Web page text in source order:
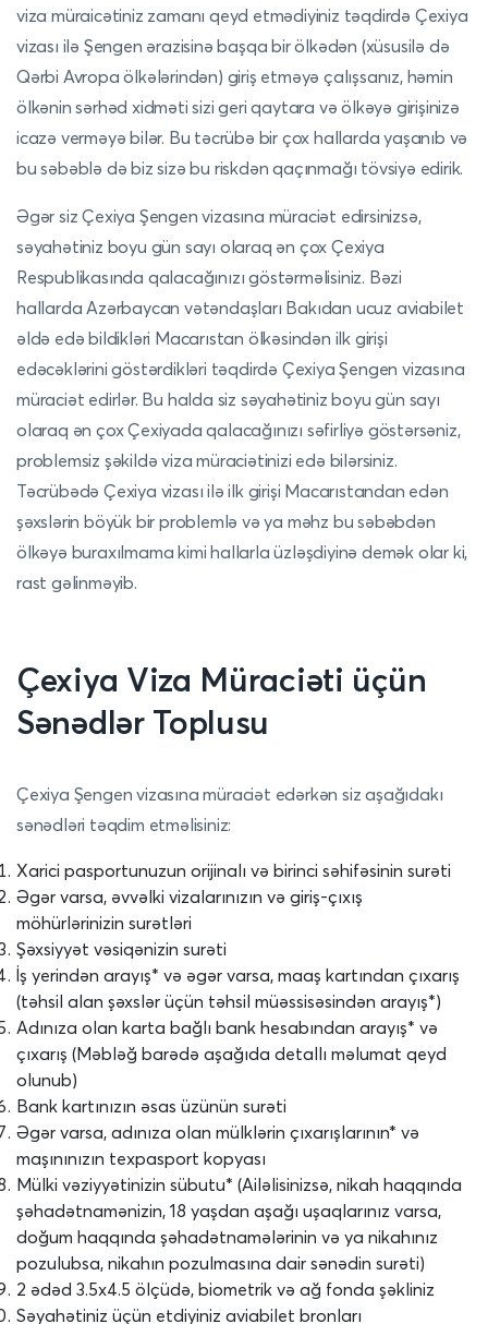
viza müraicətiniz zamanı qeyd etmədiyiniz təqdirdə Çexiya
vizası ilə Şengen ərazisinə başqa bir ölkədən (xüsusilə də
Qərbi Avropa ölkələrindən) giriş etməyə çalışsanız, həmin
ölkənin sərhəd xidməti sizi geri qaytara və ölkəyə girişinizə
icazə verməyə bilər. Bu təcrübə bir çox hallarda yaşanıb və
bu səbəblə də biz sizə bu riskdən qaçınmağı tövsiyə edirik.
Əgər siz Çexiya Şengen vizasına müraciət edirsinizsə,
səyahətiniz boyu gün sayı olaraq ən çox Çexiya
Respublikasında qalacağınızı göstərməlisiniz. Bəzi
hallarda Azərbaycan vətəndaşları Bakıdan ucuz aviabilet
əldə edə bildikləri Macarıstan ölkəsindən ilk girişi
edəcəklərini göstərdikləri təqdirdə Çexiya Şengen vizasına
müraciət edirlər. Bu halda siz səyahətiniz boyu gün sayı
olaraq ən çox Çexiyada qalacağınızı səfirliyə göstərsəniz,
problemsiz şəkildə viza müraciətinizi edə bilərsiniz.
Təcrübədə Çexiya vizası ilə ilk girişi Macarıstandan edən
şəxslərin böyük bir problemlə və ya məhz bu səbəbdən
ölkəyə buraxılmama kimi hallarla üzləşdiyinə demək olar ki,
rast gəlinməyib.
Çexiya Viza Müraciəti üçün
Sənədlər Toplusu
Çexiya Şengen vizasına müraciət edərkən siz aşağıdakı
sənədləri təqdim etməlisiniz:
Xarici pasportunuzun orijinalı və birinci səhifəsinin surəti
Əgər varsa, əvvəlki vizalarınızın və giriş-çıxış
möhürlərinizin surətləri
Şəxsiyyət vəsiqənizin surəti
İş yerindən arayış* və əgər varsa, maaş kartından çıxarış
(təhsil alan şəxslər üçün təhsil müəssisəsindən arayış*)
Adınıza olan karta bağlı bank hesabından arayış* və
çıxarış (Məbləğ barədə aşağıda detallı məlumat qeyd
olunub)
Bank kartınızın əsas üzünün surəti
Əgər varsa, adınıza olan mülklərin çıxarışlarının* və
maşınınızın texpasport kopyası
Mülki vəziyyətinizin sübutu* (Ailəlisinizsə, nikah haqqında
şəhadətnamənizin, 18 yaşdan aşağı uşaqlarınız varsa,
doğum haqqında şəhadətnamələrinin və ya nikahınız
pozulubsa, nikahın pozulmasına dair sənədin surəti)
2 ədəd 3.5x4.5 ölçüdə, biometrik və ağ fonda şəkliniz
Səyahətiniz üçün etdiyiniz aviabilet bronları